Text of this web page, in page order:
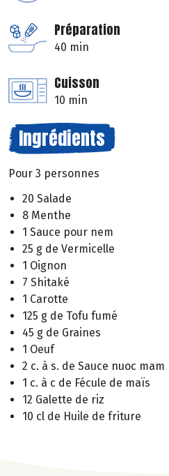
Préparation
40 min
Cuisson
10 min
Ingrédients
Pour 3 personnes
20 Salade
8 Menthe
1 Sauce pour nem
25 g de Vermicelle
1 Oignon
7 Shitaké
1 Carotte
125 g de Tofu fumé
45 g de Graines
1 Oeuf
2 c. à s. de Sauce nuoc mam
1 c. à c de Fécule de maïs
12 Galette de riz
10 cl de Huile de friture